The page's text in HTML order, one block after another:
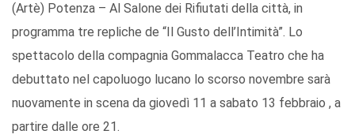
(Artè) Potenza – Al Salone dei Rifiutati della città, in
programma tre repliche de “Il Gusto dell’Intimità”. Lo
spettacolo della compagnia Gommalacca Teatro che ha
debuttato nel capoluogo lucano lo scorso novembre sarà
nuovamente in scena da giovedì 11 a sabato 13 febbraio , a
partire dalle ore 21.